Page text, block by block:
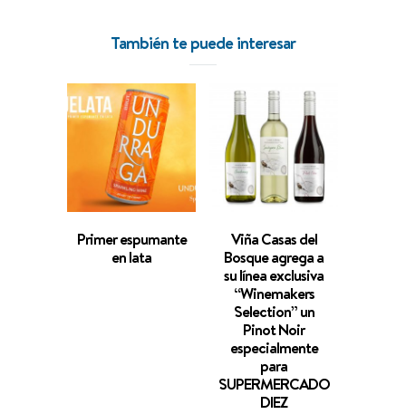
También te puede interesar
Primer espumante
en lata
Viña Casas del
Bosque agrega a
su línea exclusiva
“Winemakers
Selection” un
Pinot Noir
especialmente
para
SUPERMERCADO
DIEZ